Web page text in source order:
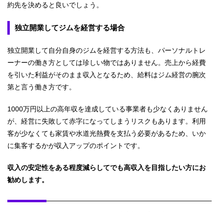
約先を決めると良いでしょう。
独立開業してジムを経営する場合
独立開業して自分自身のジムを経営する方法も、パーソナルトレ
ーナーの働き方としては珍しい物ではありません。売上から経費
を引いた利益がそのまま収入となるため、給料はジム経営の腕次
第と言う働き方です。
1000万円以上の高年収を達成している事業者も少なくありません
が、経営に失敗して赤字になってしまうリスクもあります。利用
客が少なくても家賃や水道光熱費を支払う必要があるため、いか
に集客するかが収入アップのポイントです。
収入の安定性をある程度減らしてでも高収入を目指したい方にお
勧めします。